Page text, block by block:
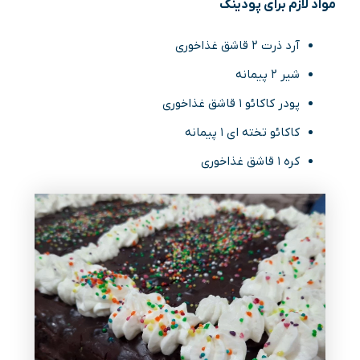
مواد لازم برای پودینگ
آرد ذرت ۲ قاشق غذاخوری
شیر ۲ پیمانه
پودر کاکائو ۱ قاشق غذاخوری
کاکائو تخته ای ۱ پیمانه
کره ۱ قاشق غذاخوری